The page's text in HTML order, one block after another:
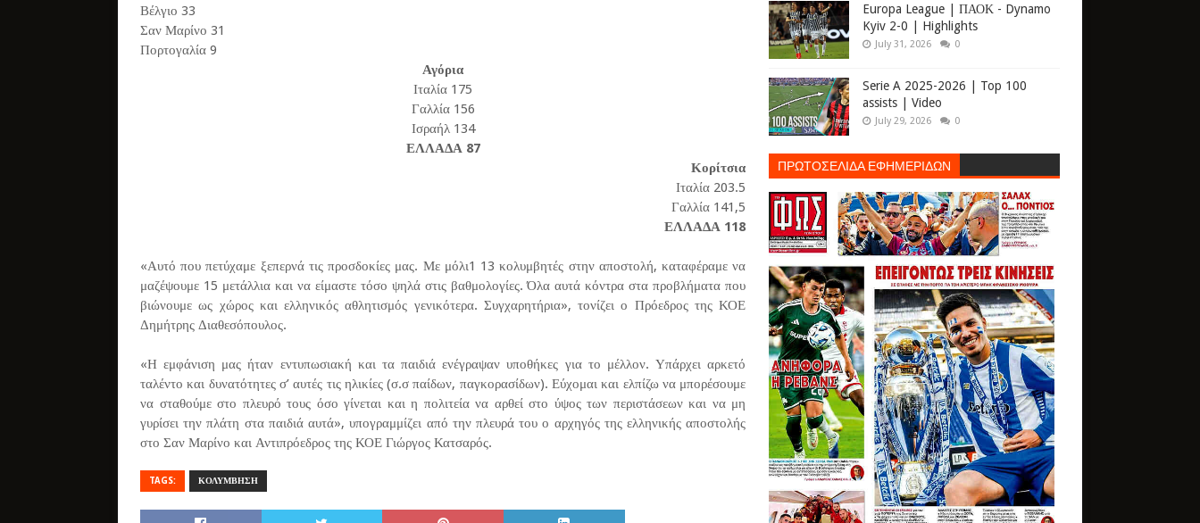
Βέλγιο 33
Σαν Μαρίνο 31
Πορτογαλία 9
Αγόρια
Ιταλία 175
Γαλλία 156
Ισραήλ 134
ΕΛΛΑΔΑ 87
Κορίτσια
Ιταλία 203.5
Γαλλία 141,5
ΕΛΛΑΔΑ 118
«Αυτό που πετύχαμε ξεπερνά τις προσδοκίες μας. Με μόλι1 13 κολυμβητές στην αποστολή, καταφέραμε να
μαζέψουμε 15 μετάλλια και να είμαστε τόσο ψηλά στις βαθμολογίες. Όλα αυτά κόντρα στα προβλήματα που
βιώνουμε ως χώρος και ελληνικός αθλητισμός γενικότερα. Συγχαρητήρια», τονίζει ο Πρόεδρος της ΚΟΕ
Δημήτρης Διαθεσόπουλος.
«Η εμφάνιση μας ήταν εντυπωσιακή και τα παιδιά ενέγραψαν υποθήκες για το μέλλον. Υπάρχει αρκετό
ταλέντο και δυνατότητες σ’ αυτές τις ηλικίες (σ.σ παίδων, παγκορασίδων). Εύχομαι και ελπίζω να μπορέσουμε
να σταθούμε στο πλευρό τους όσο γίνεται και η πολιτεία να αρθεί στο ύψος των περιστάσεων και να μη
γυρίσει την πλάτη στα παιδιά αυτά», υπογραμμίζει από την πλευρά του ο αρχηγός της ελληνικής αποστολής
στο Σαν Μαρίνο και Αντιπρόεδρος της ΚΟΕ Γιώργος Κατσαρός.
TAGS: ΚΟΛΥΜΒΗΣΗ
Europa League | ΠΑΟΚ - Dynamo
Kyiv 2-0 | Highlights
July 31, 2026 0
Serie A 2025-2026 | Top 100
assists | Video
July 29, 2026 0
ΠΡΩΤΟΣΕΛΙΔΑ ΕΦΗΜΕΡΙΔΩΝ